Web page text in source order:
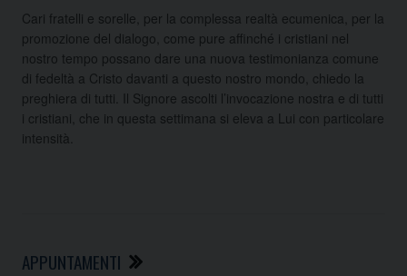
Cari fratelli e sorelle, per la complessa realtà ecumenica, per la
promozione del dialogo, come pure affinché i cristiani nel
nostro tempo possano dare una nuova testimonianza comune
di fedeltà a Cristo davanti a questo nostro mondo, chiedo la
preghiera di tutti. Il Signore ascolti l’invocazione nostra e di tutti
i cristiani, che in questa settimana si eleva a Lui con particolare
intensità.
APPUNTAMENTI